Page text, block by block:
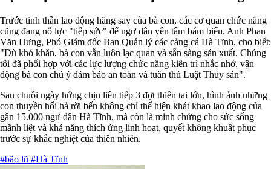
Trước tinh thần lao động hăng say của bà con, các cơ quan chức năng
cũng đang nỗ lực "tiếp sức" để ngư dân yên tâm bám biển. Anh Phan
Văn Hưng, Phó Giám đốc Ban Quản lý các cảng cá Hà Tĩnh, cho biết:
"Dù khó khăn, bà con vẫn luôn lạc quan và sẵn sàng sản xuất. Chúng
tôi đã phối hợp với các lực lượng chức năng kiên trì nhắc nhở, vận
động bà con chú ý đảm bảo an toàn và tuân thủ Luật Thủy sản".
Sau chuỗi ngày hứng chịu liên tiếp 3 đợt thiên tai lớn, hình ảnh những
con thuyền hối hả rời bến không chỉ thể hiện khát khao lao động của
gần 15.000 ngư dân Hà Tĩnh, mà còn là minh chứng cho sức sống
mãnh liệt và khả năng thích ứng linh hoạt, quyết không khuất phục
trước sự khắc nghiệt của thiên nhiên.
#bão lũ #Hà Tĩnh